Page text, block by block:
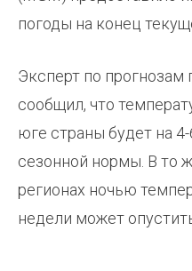
погоды на конец
Эксперт по
сообщил, что
юге страны будет на
сезонной нормы. В то
регионах ночью
недели может